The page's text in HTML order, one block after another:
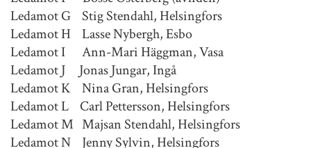
Ledamot G Stig Stendahl, Helsingfors
Ledamot H Lasse Nybergh, Esbo
Ledamot I Ann-Mari Häggman, Vasa
Ledamot J Jonas Jungar, Ingå
Ledamot K Nina Gran, Helsingfors
Ledamot L Carl Pettersson, Helsingfors
Ledamot M Majsan Stendahl, Helsingfors
Ledamot N Jenny Sylvin, Helsingfors